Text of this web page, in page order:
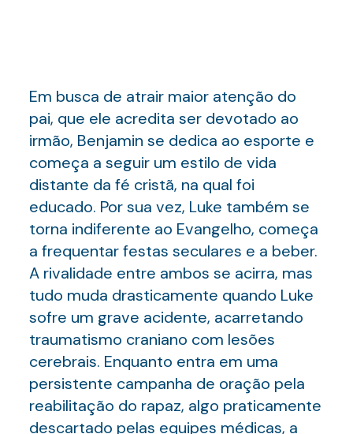
Em busca de atrair maior atenção do
pai, que ele acredita ser devotado ao
irmão, Benjamin se dedica ao esporte e
começa a seguir um estilo de vida
distante da fé cristã, na qual foi
educado. Por sua vez, Luke também se
torna indiferente ao Evangelho, começa
a frequentar festas seculares e a beber.
A rivalidade entre ambos se acirra, mas
tudo muda drasticamente quando Luke
sofre um grave acidente, acarretando
traumatismo craniano com lesões
cerebrais. Enquanto entra em uma
persistente campanha de oração pela
reabilitação do rapaz, algo praticamente
descartado pelas equipes médicas, a